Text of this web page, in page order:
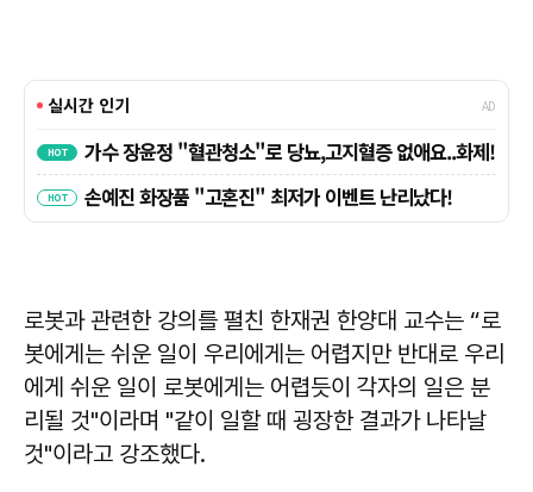
로봇과 관련한 강의를 펼친 한재권 한양대 교수는 “로
봇에게는 쉬운 일이 우리에게는 어렵지만 반대로 우리
에게 쉬운 일이 로봇에게는 어렵듯이 각자의 일은 분
리될 것"이라며 "같이 일할 때 굉장한 결과가 나타날
것"이라고 강조했다.